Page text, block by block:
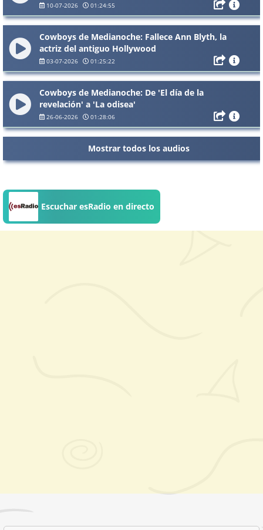
10-07-2026 01:24:55
Cowboys de Medianoche: Fallece Ann Blyth, la
actriz del antiguo Hollywood
03-07-2026 01:25:22
Cowboys de Medianoche: De 'El día de la
revelación' a 'La odisea'
26-06-2026 01:28:06
Mostrar todos los audios
Escuchar esRadio en directo